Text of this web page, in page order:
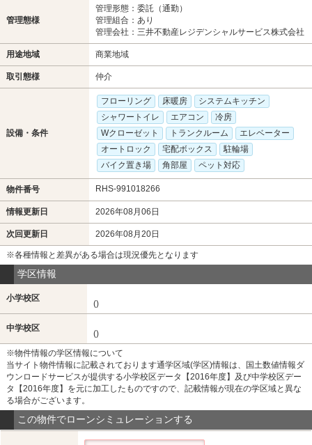
管理態様
管理形態：委託（通勤）
管理組合：あり
管理会社：三井不動産レジデンシャルサービス株式会社
用途地域 商業地域
取引態様 仲介
設備・条件
フローリング 床暖房
システムキッチン
シャワートイレ
エアコン
冷房
Wクローゼット
トランクルーム
エレベーター
オートロック
宅配ボックス
駐輪場
バイク置き場
角部屋 ペット対応
物件番号 RHS-991018266
情報更新日 2026年08月06日
次回更新日 2026年08月20日
※各種情報と差異がある場合は現況優先となります
学区情報
小学校区
()
中学校区
()
※物件情報の学区情報について
当サイト物件情報に記載されております通学区域(学区)情報は、国土数値情報ダ
ウンロードサービスが提供する小学校区データ【2016年度】及び中学校区デー
タ【2016年度】を元に加工したものですので、記載情報が現在の学区域と異な
る場合がございます。
この物件でローンシミュレーションする